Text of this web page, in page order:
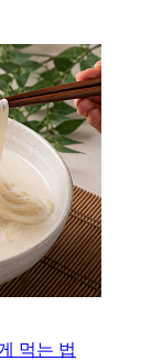
먹는 법